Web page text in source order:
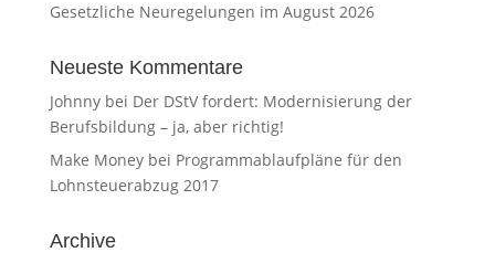
Gesetzliche Neuregelungen im August 2026
Neueste Kommentare
Johnnybei Der DStV fordert: Modernisierung der
Berufsbildung – ja, aber richtig!
Make Moneybei Programmablaufpläne für den
Lohnsteuerabzug 2017
Archive